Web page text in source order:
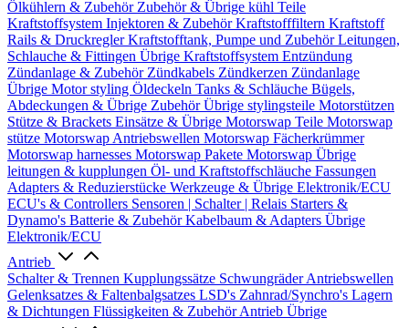
Ölkühlern & Zubehör Zubehör & Übrige kühl Teile
Kraftstoffsystem Injektoren & ZubehörKraftstofffiltern Kraftstoff
Rails & DruckreglerKraftstofftank, Pumpe und ZubehörLeitungen,
Schlauche & Fittingen Übrige Kraftstoffsystem Entzündung
Zündanlage & Zubehör Zündkabels Zündkerzen Zündanlage
Übrige Motor styling Öldeckeln Tanks & Schläuche Bügels,
Abdeckungen & Übrige ZubehörÜbrige stylingsteile Motorstützen
Stütze & Brackets Einsätze & Übrige Motorswap Teile Motorswap
stütze Motorswap Antriebswellen Motorswap Fächerkrümmer
Motorswap harnesses Motorswap Pakete Motorswap Übrige
leitungen & kupplungen Öl- und Kraftstoffschläuche Fassungen
Adapters & Reduzierstücke Werkzeuge & Übrige Elektronik/ECU
ECU's & Controllers Sensoren | Schalter | Relais Starters &
Dynamo's Batterie & ZubehörKabelbaum & Adapters Übrige
Elektronik/ECU
Antrieb
Schalter & Trennen Kupplungssätze SchwungräderAntriebswellen
Gelenksatzes & Faltenbalgsatzes LSD's Zahnrad/Synchro's Lagern
& Dichtungen Flüssigkeiten & ZubehörAntrieb Übrige